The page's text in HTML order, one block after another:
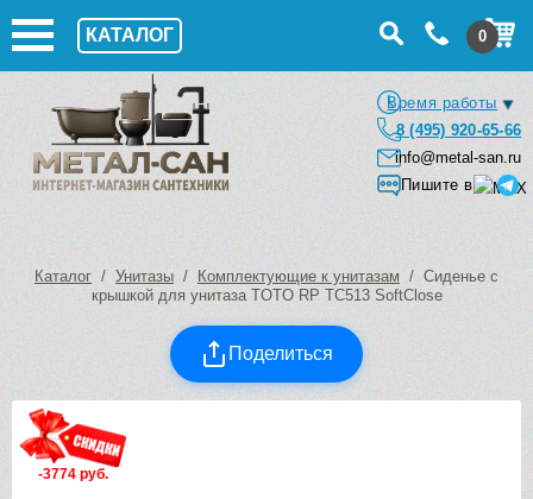
КАТАЛОГ 0
Время работы
8 (495) 920-65-66
info@metal-san.ru
Пишите в
Каталог / Унитазы / Комплектующие к унитазам / Сиденье с
крышкой для унитаза TOTO RP TC513 SoftClose
Поделиться
-3774 руб.